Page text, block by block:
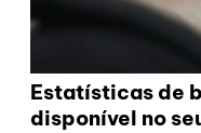
Estatísticas de
disponível no